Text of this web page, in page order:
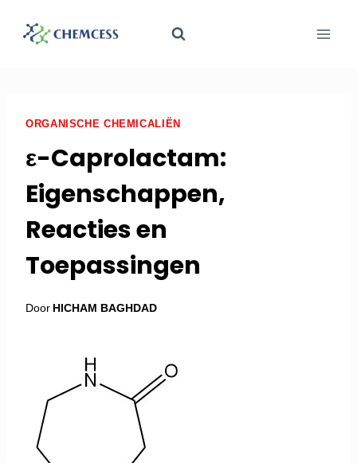
ORGANISCHE CHEMICALIËN
ε-Caprolactam:
Eigenschappen,
Reacties en
Toepassingen
Door HICHAM BAGHDAD